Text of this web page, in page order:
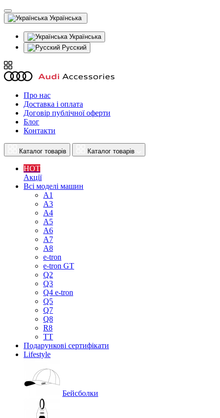
Українська
Українська
Русский
Про нас
Доставка і оплата
Договір публічної оферти
Блог
Контакти
Каталог товарів Каталог товарів
HOT
Акції
Всі моделі машин
A1
A3
A4
A5
A6
A7
A8
e-tron
e-tron GT
Q2
Q3
Q4 e-tron
Q5
Q7
Q8
R8
TT
Подарункові сертифікати
Lifestyle
Бейсболки